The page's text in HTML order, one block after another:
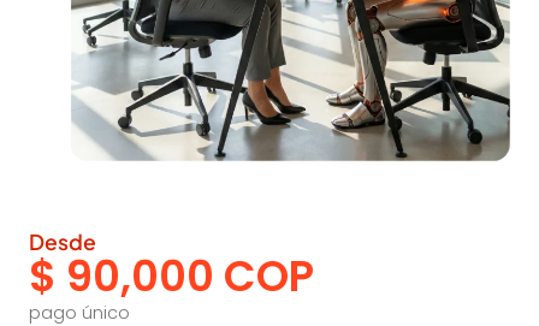
Desde
$ 90,000 COP
pago único